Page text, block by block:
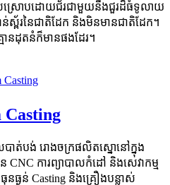
ស្រោបដោយជ័រជាមួយនឹងជួរដ៏ធំទូលាយ
រនៃជាតិដែក និងមិនមានជាតិដែក។
នដុតនំក៏មានផងដែរ។
Casting
បាត់បង់ រោងចក្រផលិតស្នោនៅក្នុង
ការព្យាបាលកំដៅ និងសេវាកម្ម
ធ្ងន់ Casting និងគ្រឿងបន្លាស់